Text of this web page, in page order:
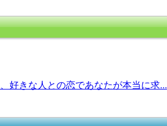
好きな人との恋であなたが本当に求...